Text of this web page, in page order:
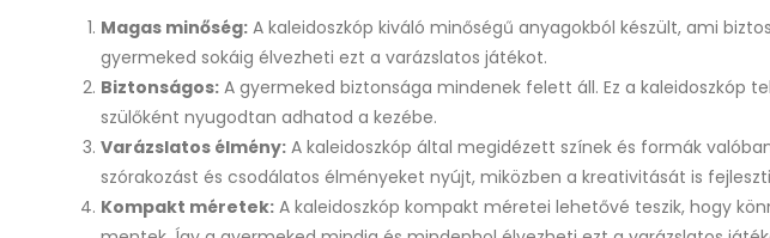
Magas minőség: A kaleidoszkóp kiváló minőségű anyagokból készült, ami
gyermeked sokáig élvezheti ezt a varázslatos játékot.
Biztonságos: A gyermeked biztonsága mindenek felett áll. Ez a kaleidoszkóp
szülőként nyugodtan adhatod a kezébe.
Varázslatos élmény: A kaleidoszkóp által megidézett színek és formák
szórakozást és csodálatos élményeket nyújt, miközben a kreativitását is
Kompakt méretek: A kaleidoszkóp kompakt méretei lehetővé teszik, hogy